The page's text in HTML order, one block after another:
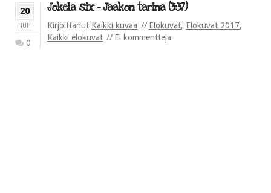
20
HUH
0
Jokela six – Jaakon tarina (3:37)
Kirjoittanut Kaikki kuvaa Elokuvat, Elokuvat 2017,
Kaikki elokuvat
Ei kommentteja